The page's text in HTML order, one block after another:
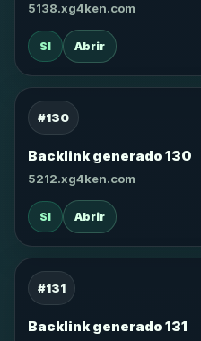
5138.xg4ken.com
SI Abrir
#130
Backlink generado 130
5212.xg4ken.com
SI Abrir
#131
Backlink generado 131